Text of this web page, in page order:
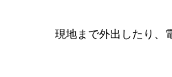
現地まで外出したり、